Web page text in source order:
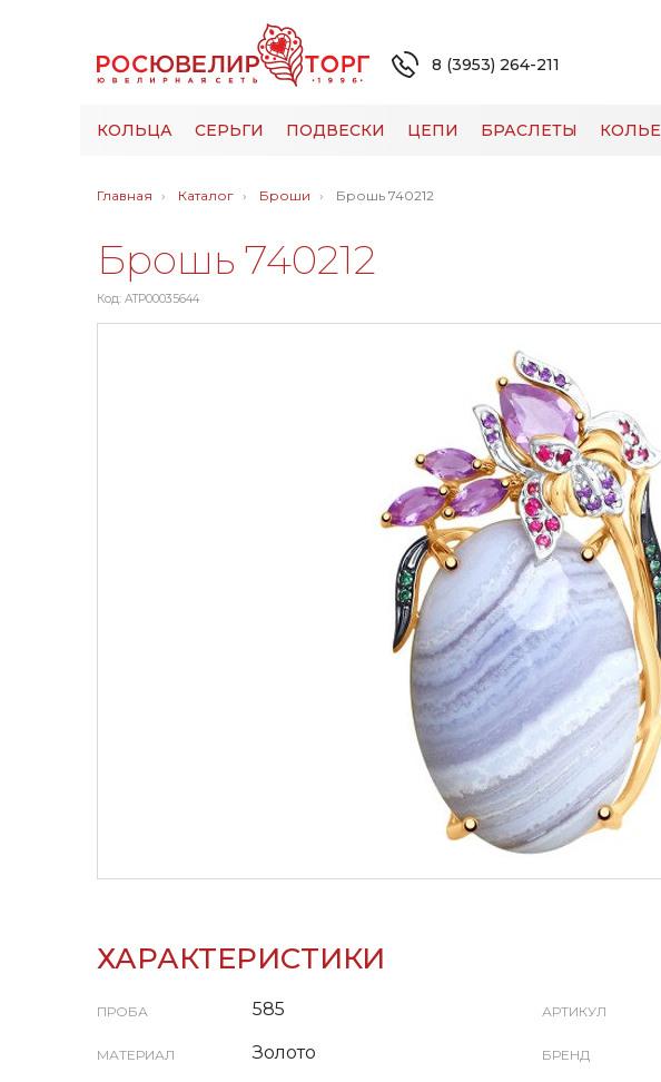
8 (3953) 264-211
КОЛЬЦА СЕРЬГИ ПОДВЕСКИ ЦЕПИ БРАСЛЕТЫ КОЛЬЕ
Главная Каталог Броши Брошь 740212
Брошь 740212
Код: ATP00035644
ХАРАКТЕРИСТИКИ
ПРОБА 585
МАТЕРИАЛ Золото
АРТИКУЛ
БРЕНД